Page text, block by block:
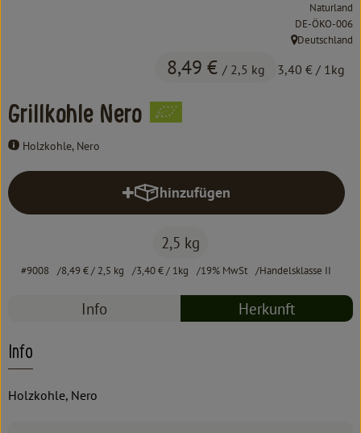
Haushalt
Einkaufen
Erleben
Grillkohle Nero
Holzkohle, Nero
8,49 € / 2,5 kg 3,40 € / 1kg
Naturland
, Kontrollstelle:
DE-ÖKO-006
, Herkunft:
Deutschland
hinzufügen
Produkt zum Warenkorb
2,5 kg
#9008 8,49 €/ 2,5 kg 3,40 €/ 1kg 19% MwSt Handelsklasse II
Info Herkunft
Info
Holzkohle, Nero